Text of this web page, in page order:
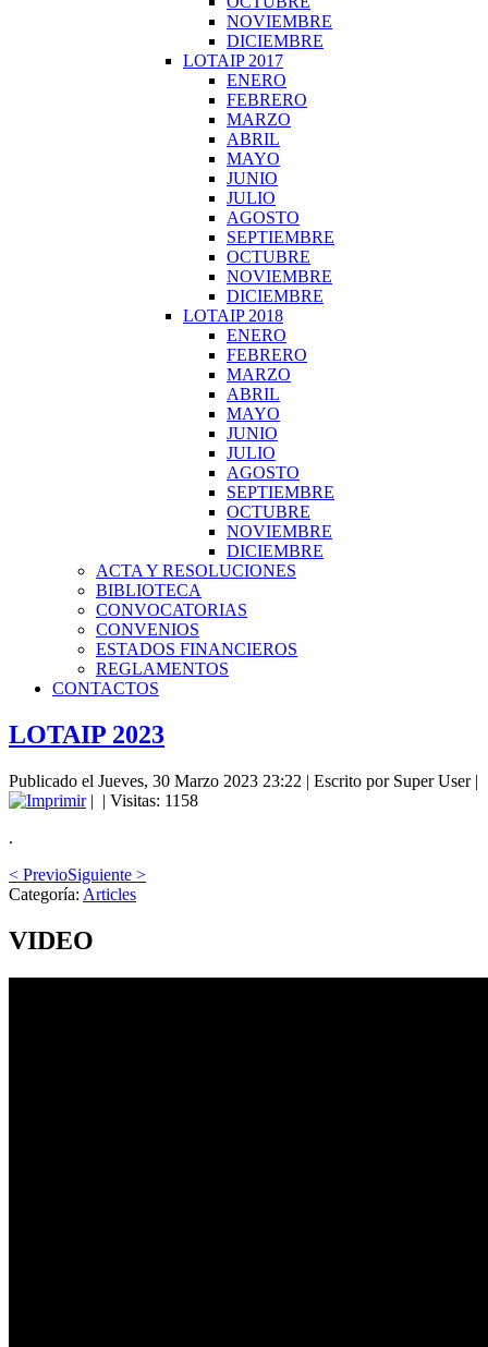
NOVIEMBRE
DICIEMBRE
LOTAIP 2017
ENERO
FEBRERO
MARZO
ABRIL
MAYO
JUNIO
JULIO
AGOSTO
SEPTIEMBRE
OCTUBRE
NOVIEMBRE
DICIEMBRE
LOTAIP 2018
ENERO
FEBRERO
MARZO
ABRIL
MAYO
JUNIO
JULIO
AGOSTO
SEPTIEMBRE
OCTUBRE
NOVIEMBRE
DICIEMBRE
ACTA Y RESOLUCIONES
BIBLIOTECA
CONVOCATORIAS
CONVENIOS
ESTADOS FINANCIEROS
REGLAMENTOS
CONTACTOS
LOTAIP 2023
Publicado el Jueves, 30 Marzo 2023 23:22 | Escrito por Super User|
| | Visitas: 1158
.
< PrevioSiguiente >
Categoría: Articles
VIDEO